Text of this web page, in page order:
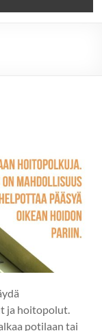
ja hoitopolut.
potilaan tai